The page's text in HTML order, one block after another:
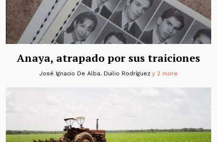
Anaya, atrapado por sus traiciones
José Ignacio De Alba, Duilio Rodríguez y 2 more